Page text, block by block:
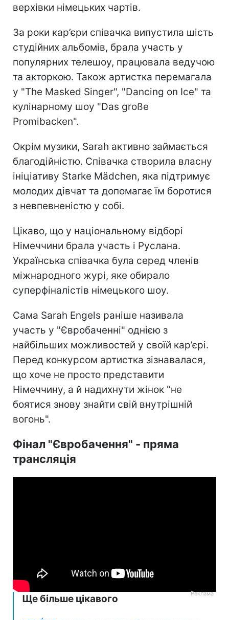
верхівки німецьких чартів.
За роки кар’єри співачка випустила шість
студійних альбомів, брала участь у
популярних телешоу, працювала ведучою
та акторкою. Також артистка перемагала
у "The Masked Singer", "Dancing on Ice" та
кулінарному шоу "Das große
Promibacken".
Окрім музики, Sarah активно займається
благодійністю. Співачка створила власну
ініціативу Starke Mädchen, яка підтримує
молодих дівчат та допомагає їм боротися
з невпевненістю у собі.
Цікаво, що у національному відборі
Німеччини брала участь і Руслана.
Українська співачка була серед членів
міжнародного журі, яке обирало
суперфіналістів німецького шоу.
Сама Sarah Engels раніше називала
участь у "Євробаченні" однією з
найбільших можливостей у своїй кар’єрі.
Перед конкурсом артистка зізнавалася,
що хоче не просто представити
Німеччину, а й надихнути жінок "не
боятися знову знайти свій внутрішній
вогонь".
Фінал "Євробачення" - пряма
трансляція
Ще більше цікавого